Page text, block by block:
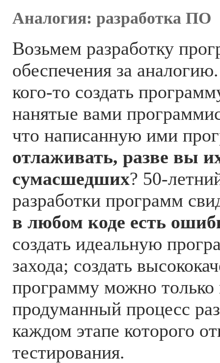
Аналогия: разработка ПО
Возьмем разработку
обеспечения за
кого-то создать
нанятые вами
что написанную ими
отлаживать, разве вы
сумасшедших? 50-
разработки программ
в любом коде есть
создать идеальную
захода; создать
программу можно только
продуманный процесс
каждом этапе которого
тестирования.